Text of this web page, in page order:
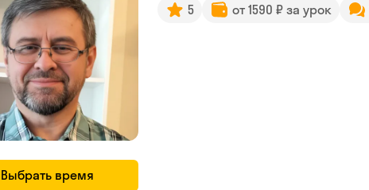
Выбрать время
5 от 1590 ₽ за урок